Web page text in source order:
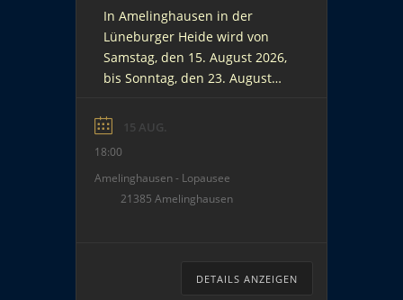
In Amelinghausen in der
Lüneburger Heide wird von
Samstag, den 15. August 2026,
bis Sonntag, den 23. August
gefeiert. Ein buntes Programm
a. einem großen Flohmarkt,
einer Oldtimer-Ausstellung,
Blasmusik und Wahl der
15 AUG.
18:00
Amelinghausen - Lopausee
21385 Amelinghausen
DETAILS ANZEIGEN